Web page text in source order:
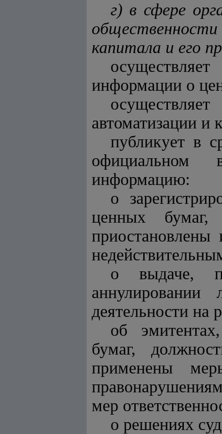
г) в сфере
капитала и его
информации о
автоматизации
публикует в
официальном
информацию:
о
ценных
о выдаче,
аннулировании
деятельности на
об
бумаг,
применены
мер
о решениях